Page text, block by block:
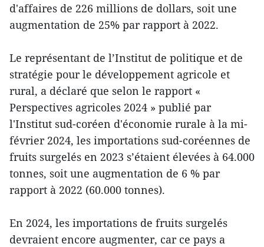
d'affaires de 226 millions de dollars, soit une
augmentation de 25% par rapport à 2022.
Le représentant de l’Institut de politique et de
stratégie pour le développement agricole et
rural, a déclaré que selon le rapport «
Perspectives agricoles 2024 » publié par
l'Institut sud-coréen d'économie rurale à la mi-
février 2024, les importations sud-coréennes de
fruits surgelés en 2023 s’étaient élevées à 64.000
tonnes, soit une augmentation de 6 % par
rapport à 2022 (60.000 tonnes).
En 2024, les importations de fruits surgelés
devraient encore augmenter, car ce pays a